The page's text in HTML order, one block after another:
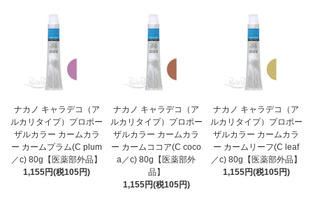
ナカノ キャラデコ（ア
ルカリタイプ）プロポー
ザルカラー カームカラ
ー カームプラム(C plum
／c) 80g【医薬部外品】
1,155円(税105円)
ナカノ キャラデコ（ア
ルカリタイプ）プロポー
ザルカラー カームカラ
ー カームココア(C coco
a／c) 80g【医薬部外
品】
1,155円(税105円)
ナカノ キャラデコ（ア
ルカリタイプ）プロポー
ザルカラー カームカラ
ー カームリーフ(C leaf
／c) 80g【医薬部外品】
1,155円(税105円)